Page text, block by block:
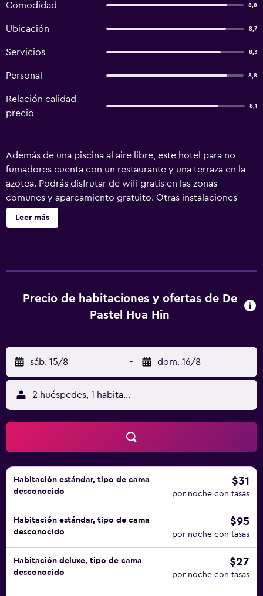
Comodidad 8,8
Ubicación 8,7
Servicios 8,3
Personal 8,8
Relación calidad-
precio
8,1
Además de una piscina al aire libre, este hotel para no
fumadores cuenta con un restaurante y una terraza en la
azotea. Podrás disfrutar de wifi gratis en las zonas
comunes y aparcamiento gratuito. Otras instalaciones
incluyen café o té en las zonas comunes, servicios de
conserjería y servicio de tintorería. De Pastel Hotel ofrece
por cable. Los huéspedes pueden utilizar los siguientes
servicios disponibles en las habitaciones: frigorífico y
bidé. Este hotel en Hua Hin ofrece acceso a Internet wifi
gratis con una velocidad de 50 Mbps o más. Los servicios
para las personas de negocios incluyen escritorio y
teléfono. Las habitaciones también incluyen botella de
agua gratuita y secador de pelo. Se ofrece servicio de
limpieza todos los días. Los servicios de ocio y
esparcimiento en este hotel incluyen una piscina al aire
libre. Se pueden practicar las actividades de ocio y
esparcimiento que se indican más abajo en las
instalaciones o cerca del alojamiento (es posible que se
aplique un recargo).
Leer más
Precio de habitaciones y ofertas de De
Pastel Hua Hin
sáb. 15/8 - dom. 16/8
2 huéspedes, 1 habitación
Habitación estándar, tipo de cama
desconocido
$31
por noche con tasas
Habitación estándar, tipo de cama
desconocido
$95
por noche con tasas
Habitación deluxe, tipo de cama
desconocido
$27
por noche con tasas